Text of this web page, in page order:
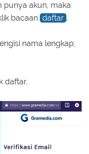
punya akun, maka
bacaan daftar .
nama lengkap,
daftar.